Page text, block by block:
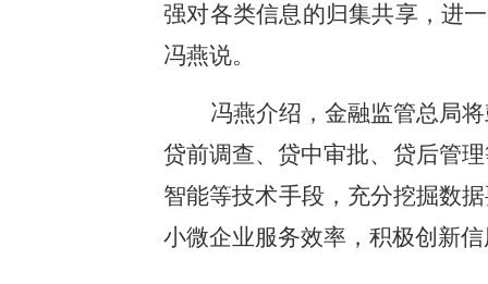
强对各类信息的归集共享，进
冯燕说。
冯燕介绍，金融监管总局
贷前调查、贷中审批、贷后管
智能等技术手段，充分挖掘数
小微企业服务效率，积极创新